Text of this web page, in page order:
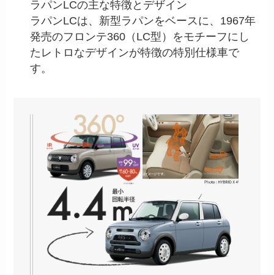
ラパンLCの主な特徴とデザイン
ラパンLCは、新型ラパンをベースに、1967年
発売のフロンテ360（LC型）をモチーフにし
たレトロなデザインが特徴の特別仕様車で
す。